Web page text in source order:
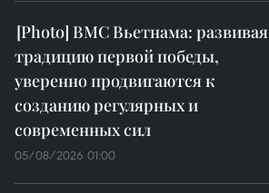
ВМС Вьетнама: развивая
традицию первой победы,
уверенно продвигаются к
созданию регулярных и
современных сил
05/08/2026 01:00